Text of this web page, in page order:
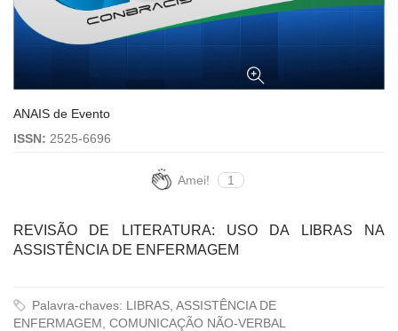
ANAIS de Evento
ISSN: 2525-6696
Amei! 1
REVISÃO DE LITERATURA: USO DA LIBRAS NA
ASSISTÊNCIA DE ENFERMAGEM
Palavra-chaves: LIBRAS, ASSISTÊNCIA DE
ENFERMAGEM, COMUNICAÇÃO NÃO-VERBAL